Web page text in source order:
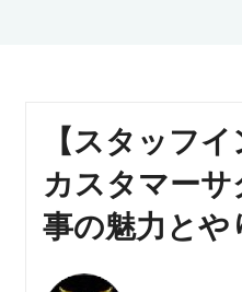
【スタッフ
カスタマー
事の魅力とや